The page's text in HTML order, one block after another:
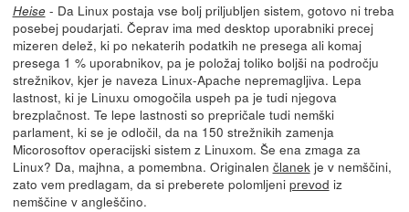
Heise- Da Linux postaja vse bolj priljubljen sistem, gotovo ni treba
posebej poudarjati. Čeprav ima med desktop uporabniki precej
mizeren delež, ki po nekaterih podatkih ne presega ali komaj
presega 1 % uporabnikov, pa je položaj toliko boljši na področju
strežnikov, kjer je naveza Linux-Apache nepremagljiva. Lepa
lastnost, ki je Linuxu omogočila uspeh pa je tudi njegova
brezplačnost. Te lepe lastnosti so prepričale tudi nemški
parlament, ki se je odločil, da na 150 strežnikih zamenja
Micorosoftov operacijski sistem z Linuxom. Še ena zmaga za
Linux? Da, majhna, a pomembna. Originalen članekje v nemščini,
zato vem predlagam, da si preberete polomljeni prevod iz
nemščine v angleščino.